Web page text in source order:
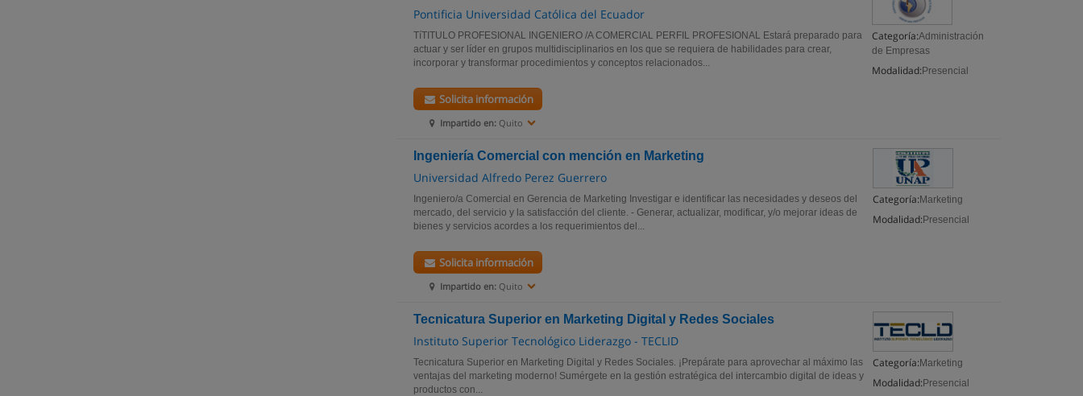
Pontificia Universidad Católica del Ecuador
Categoría:Administración
de Empresas
Modalidad: Presencial
TíTITULO PROFESIONAL INGENIERO /A COMERCIAL PERFIL PROFESIONAL Estará preparado para
actuar y ser líder en grupos multidisciplinarios en los que se requiera de habilidades para crear,
incorporar y transformar procedimientos y conceptos relacionados...
Impartido en: Quito
Solicita información
Ingeniería Comercial con mención en Marketing
Universidad Alfredo Perez Guerrero
Categoría: Marketing
Modalidad: Presencial
Ingeniero/a Comercial en Gerencia de Marketing Investigar e identificar las necesidades y deseos del
mercado, del servicio y la satisfacción del cliente. - Generar, actualizar, modificar, y/o mejorar ideas de
bienes y servicios acordes a los requerimientos del...
Impartido en: Quito
Solicita información
Tecnicatura Superior en Marketing Digital y Redes Sociales
Instituto Superior Tecnológico Liderazgo - TECLID
Categoría: Marketing
Modalidad: Presencial
Tecnicatura Superior en Marketing Digital y Redes Sociales. ¡Prepárate para aprovechar al máximo las
ventajas del marketing moderno! Sumérgete en la gestión estratégica del intercambio digital de ideas y
productos con...